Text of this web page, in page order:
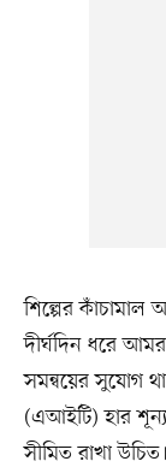
শিল্পের
দীর্ঘদিন ধরে
সমন্বয়ের সুযোগ
(এআইটি) হার
সীমিত রাখা